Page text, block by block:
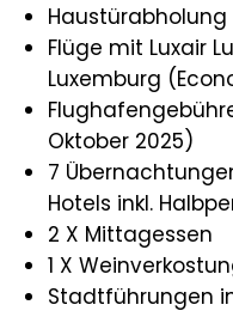
Haustürabholung
Flüge mit Luxair
Luxemburg
Oktober 2025)
7
Hotels inkl.
2 X Mittagessen
1 X
Stadtführungen